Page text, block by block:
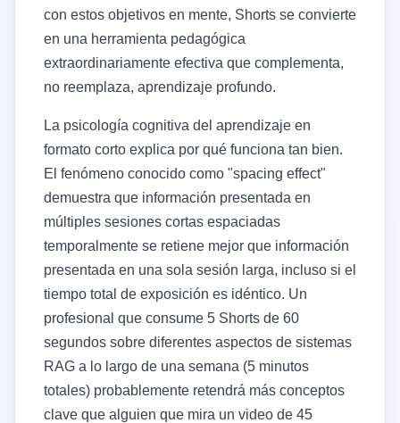
con estos objetivos en mente, Shorts se convierte
en una herramienta pedagógica
extraordinariamente efectiva que complementa,
no reemplaza, aprendizaje profundo.
La psicología cognitiva del aprendizaje en
formato corto explica por qué funciona tan bien.
El fenómeno conocido como "spacing effect"
demuestra que información presentada en
múltiples sesiones cortas espaciadas
temporalmente se retiene mejor que información
presentada en una sola sesión larga, incluso si el
tiempo total de exposición es idéntico. Un
profesional que consume 5 Shorts de 60
segundos sobre diferentes aspectos de sistemas
RAG a lo largo de una semana (5 minutos
totales) probablemente retendrá más conceptos
clave que alguien que mira un video de 45